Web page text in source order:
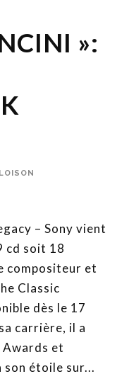
»:
– Sony vient
cd soit 18
compositeur et
Classic
dès le 17
carrière, il a
Awards et
son étoile sur...